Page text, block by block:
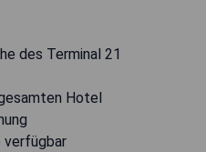
des Terminal 21
Hotel
verfügbar